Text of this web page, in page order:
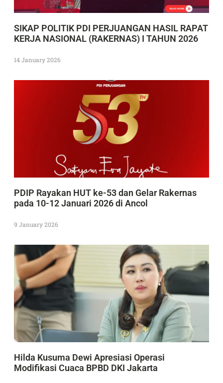
SIKAP POLITIK PDI PERJUANGAN HASIL RAPAT
KERJA NASIONAL (RAKERNAS) I TAHUN 2026
14 January 2026
PDIP Rayakan HUT ke-53 dan Gelar Rakernas
pada 10-12 Januari 2026 di Ancol
9 January 2026
Hilda Kusuma Dewi Apresiasi Operasi
Modifikasi Cuaca BPBD DKI Jakarta